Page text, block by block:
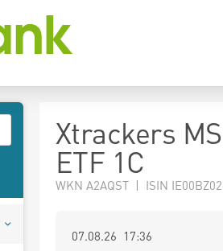
Xtrackers
ETF 1C
WKN A2AQST | ISIN
07.08.26 17:36